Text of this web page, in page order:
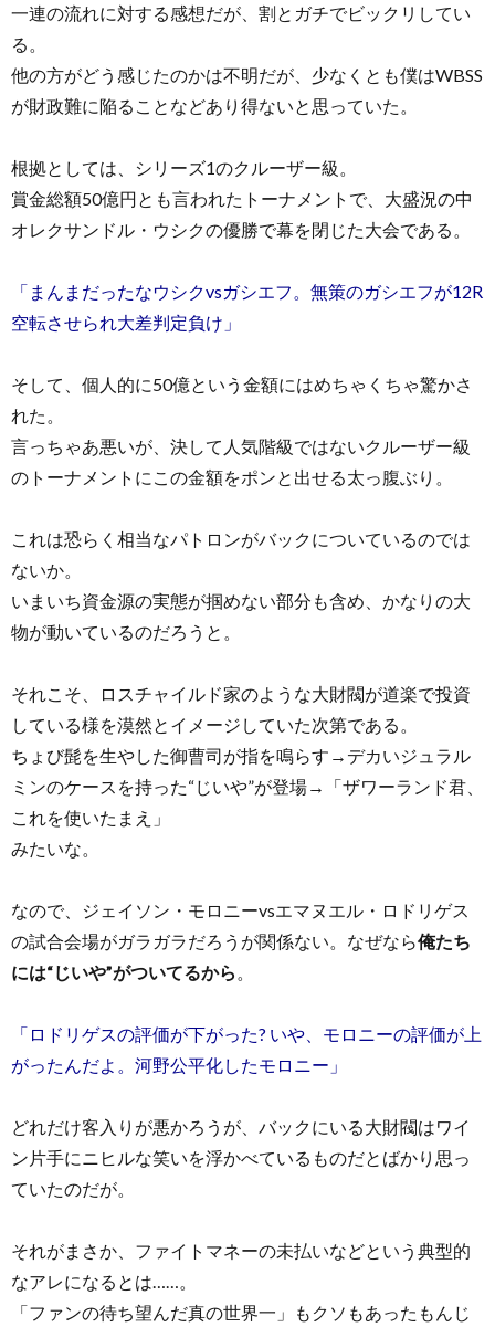
一連の流れに対する感想だが、割とガチでビックリしてい
る。
他の方がどう感じたのかは不明だが、少なくとも僕はWBSS
が財政難に陥ることなどあり得ないと思っていた。
根拠としては、シリーズ1のクルーザー級。
賞金総額50億円とも言われたトーナメントで、大盛況の中
オレクサンドル・ウシクの優勝で幕を閉じた大会である。
「まんまだったなウシクvsガシエフ。無策のガシエフが12R
空転させられ大差判定負け」
そして、個人的に50億という金額にはめちゃくちゃ驚かさ
れた。
言っちゃあ悪いが、決して人気階級ではないクルーザー級
のトーナメントにこの金額をポンと出せる太っ腹ぶり。
これは恐らく相当なパトロンがバックについているのでは
ないか。
いまいち資金源の実態が掴めない部分も含め、かなりの大
物が動いているのだろうと。
それこそ、ロスチャイルド家のような大財閥が道楽で投資
している様を漠然とイメージしていた次第である。
ちょび髭を生やした御曹司が指を鳴らす→デカいジュラル
ミンのケースを持った“じいや”が登場→「ザワーランド君、
これを使いたまえ」
みたいな。
なので、ジェイソン・モロニーvsエマヌエル・ロドリゲス
の試合会場がガラガラだろうが関係ない。なぜなら俺たち
には“じいや”がついてるから
「ロドリゲスの評価が下がった? いや、モロニーの評価が上
がったんだよ。河野公平化したモロニー」
どれだけ客入りが悪かろうが、バックにいる大財閥はワイ
ン片手にニヒルな笑いを浮かべているものだとばかり思っ
ていたのだが。
それがまさか、ファイトマネーの未払いなどという典型的
なアレになるとは……。
「ファンの待ち望んだ真の世界一」もクソもあったもんじ